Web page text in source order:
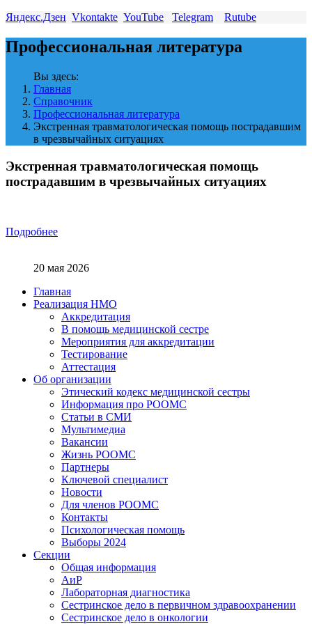
Яндекс.Дзен Vkontakte YouTube Telegram Rutube
Профессиональная литература
Вы здесь:
Главная
Справочник
Профессиональная литература
Экстренная травматологическая помощь пострадавшим
в чрезвычайных ситуациях
Экстренная травматологическая помощь
пострадавшим в чрезвычайных ситуациях
Подробнее
20 мая 2026
Главная
Реализация НМО
Аккредитация
В помощь медицинской сестре
Мероприятия для аккредитации
Тестирование
Аттестация
Об организации
Этический кодекс медицинской сестры
Информация про РООМС
Статьи в СМИ
Мультимедиа
Вакансии
Жизнь РООМС
Партнеры
Ключевой специалист
Новости
Для членов РООМС
Контакты
Психологическая помощь
Выборы 2024
Секции
Общая информация
АиР
Лабораторная диагностика
Сестринское дело в первичном здравоохранении
Сестринское дело в онкологии